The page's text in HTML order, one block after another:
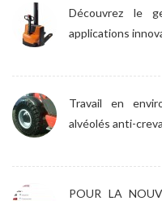
Découvrez le
applications
Travail en
alvéolés anti-
POUR LA